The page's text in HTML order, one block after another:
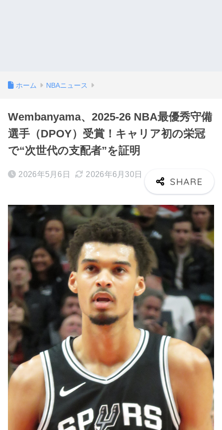
ホーム NBAニュース
Wembanyama、2025-26 NBA最優秀守備
選手（DPOY）受賞！キャリア初の栄冠
で“次世代の支配者”を証明
2026年5月6日 2026年6月30日